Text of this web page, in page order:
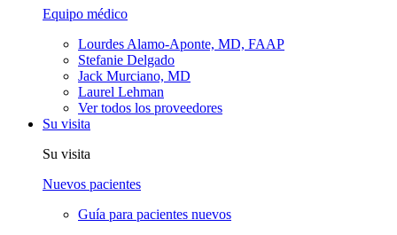
Equipo médico
Lourdes Alamo-Aponte, MD, FAAP
Stefanie Delgado
Jack Murciano, MD
Laurel Lehman
Ver todos los proveedores
Su visita
Su visita
Nuevos pacientes
Guía para pacientes nuevos